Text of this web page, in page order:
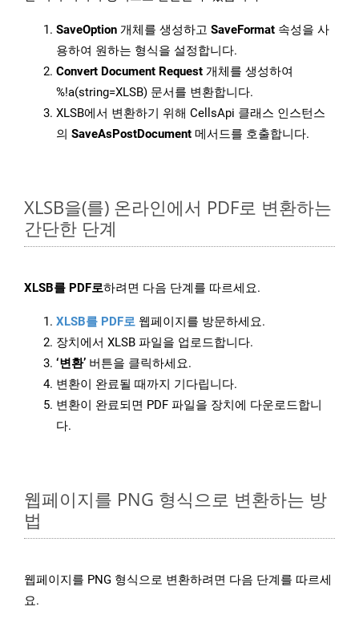
SaveOption 개체를 생성하고 SaveFormat 속성을 사
용하여 원하는 형식을 설정합니다.
Convert Document Request 개체를 생성하여
%!a(string=XLSB) 문서를 변환합니다.
XLSB에서 변환하기 위해 CellsApi 클래스 인스턴스
의 SaveAsPostDocument 메서드를 호출합니다.
XLSB을(를) 온라인에서 PDF로 변환하는
간단한 단계
XLSB를 PDF로하려면 다음 단계를 따르세요.
XLSB를 PDF로 웹페이지를 방문하세요.
장치에서 XLSB 파일을 업로드합니다.
‘변환’ 버튼을 클릭하세요.
변환이 완료될 때까지 기다립니다.
변환이 완료되면 PDF 파일을 장치에 다운로드합니
다.
웹페이지를 PNG 형식으로 변환하는 방
법
웹페이지를 PNG 형식으로 변환하려면 다음 단계를 따르세
요.